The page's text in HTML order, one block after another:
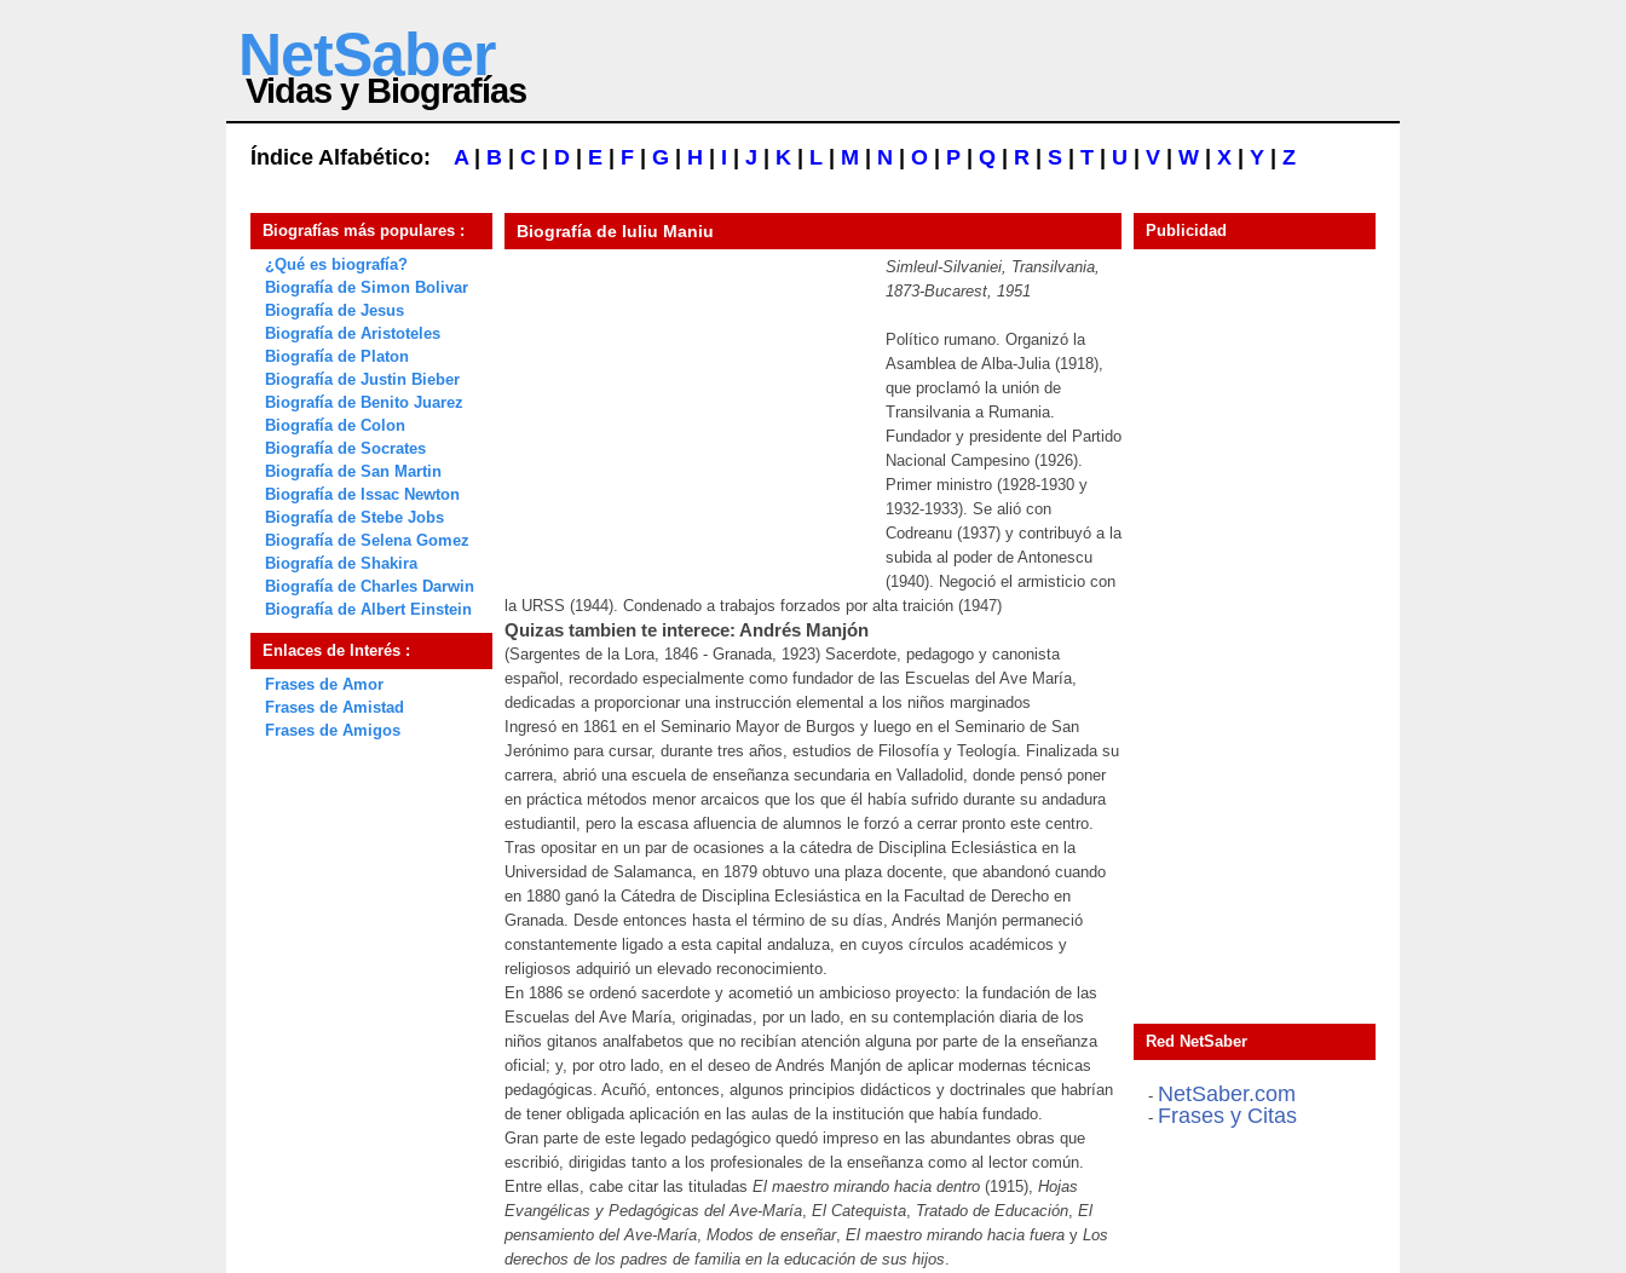
NetSaber
Vidas y Biografías
Índice Alfabético: A| B C D E F G H I J K L M N O P Q R S T U V W X Y Z
Biografías más populares :
¿Qué es biografía?
Biografía de Simon Bolivar
Biografía de Jesus
Biografía de Aristoteles
Biografía de Platon
Biografía de Justin Bieber
Biografía de Benito Juarez
Biografía de Colon
Biografía de Socrates
Biografía de San Martin
Biografía de Issac Newton
Biografía de Stebe Jobs
Biografía de Selena Gomez
Biografía de Shakira
Biografía de Charles Darwin
Biografía de Albert Einstein
Enlaces de Interés :
Frases de Amor
Frases de Amistad
Frases de Amigos
Biografía de Iuliu Maniu
Simleul-Silvaniei, Transilvania,
1873-Bucarest, 1951
Político rumano. Organizó la
Asamblea de Alba-Julia (1918),
que proclamó la unión de
Transilvania a Rumania.
Fundador y presidente del Partido
Nacional Campesino (1926).
Primer ministro (1928-1930 y
1932-1933). Se alió con
Codreanu (1937) y contribuyó a la
subida al poder de Antonescu
(1940). Negoció el armisticio con
la URSS (1944). Condenado a trabajos forzados por alta traición (1947)
Quizas tambien te interece: Andrés Manjón
(Sargentes de la Lora, 1846 - Granada, 1923) Sacerdote, pedagogo y canonista
español, recordado especialmente como fundador de las Escuelas del Ave María,
dedicadas a proporcionar una instrucción elemental a los niños marginados
Ingresó en 1861 en el Seminario Mayor de Burgos y luego en el Seminario de San
Jerónimo para cursar, durante tres años, estudios de Filosofía y Teología. Finalizada su
carrera, abrió una escuela de enseñanza secundaria en Valladolid, donde pensó poner
en práctica métodos menor arcaicos que los que él había sufrido durante su andadura
estudiantil, pero la escasa afluencia de alumnos le forzó a cerrar pronto este centro.
Tras opositar en un par de ocasiones a la cátedra de Disciplina Eclesiástica en la
Universidad de Salamanca, en 1879 obtuvo una plaza docente, que abandonó cuando
en 1880 ganó la Cátedra de Disciplina Eclesiástica en la Facultad de Derecho en
Granada. Desde entonces hasta el término de su días, Andrés Manjón permaneció
constantemente ligado a esta capital andaluza, en cuyos círculos académicos y
religiosos adquirió un elevado reconocimiento.
En 1886 se ordenó sacerdote y acometió un ambicioso proyecto: la fundación de las
Escuelas del Ave María, originadas, por un lado, en su contemplación diaria de los
niños gitanos analfabetos que no recibían atención alguna por parte de la enseñanza
oficial; y, por otro lado, en el deseo de Andrés Manjón de aplicar modernas técnicas
pedagógicas. Acuñó, entonces, algunos principios didácticos y doctrinales que habrían
de tener obligada aplicación en las aulas de la institución que había fundado.
Gran parte de este legado pedagógico quedó impreso en las abundantes obras que
escribió, dirigidas tanto a los profesionales de la enseñanza como al lector común.
Entre ellas, cabe citar las tituladas El maestro mirando hacia dentro (1915), Hojas
Evangélicas y Pedagógicas del Ave-María, El Catequista, Tratado de Educación, El
pensamiento del Ave-María, Modos de enseñar, El maestro mirando hacia fuera y Los
derechos de los padres de familia en la educación de sus hijos.
Publicidad
Red NetSaber
- NetSaber.com
- Frases y Citas